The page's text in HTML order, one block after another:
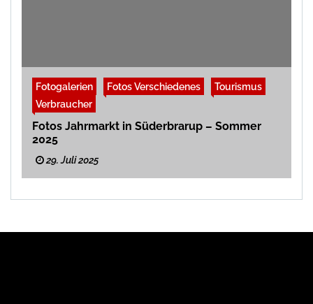
Fotogalerien Fotos Verschiedenes
Tourismus
Verbraucher
Fotos Jahrmarkt in Süderbrarup – Sommer
2025
29. Juli 2025